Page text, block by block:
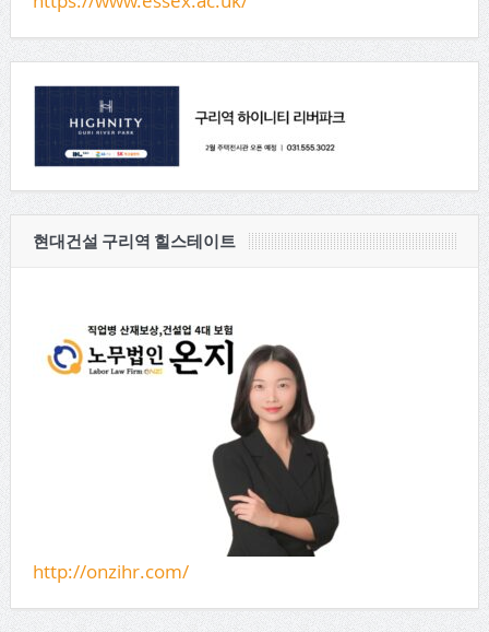
현대건설 구리역 힐스테이트
http://onzihr.com/